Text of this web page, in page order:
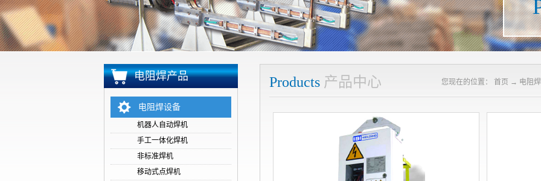
电阻焊产品
电阻焊设备
机器人自动焊机
手工一体化焊机
非标准焊机
移动式点焊机
Products 产品中心 您现在的位置： 首页 → 电阻